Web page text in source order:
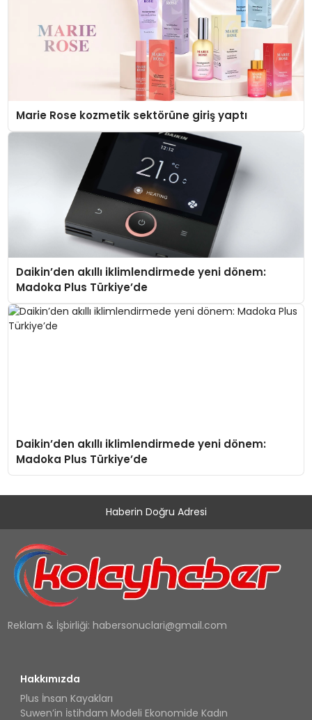
Marie Rose kozmetik sektörüne giriş yaptı
Daikin’den akıllı iklimlendirmede yeni dönem:
Madoka Plus Türkiye’de
Daikin’den akıllı iklimlendirmede yeni dönem:
Madoka Plus Türkiye’de
Haberin Doğru Adresi
Reklam & İşbirliği: habersonuclari@gmail.com
Hakkımızda
Plus İnsan Kayakları
Suwen’in İstihdam Modeli Ekonomide Kadın